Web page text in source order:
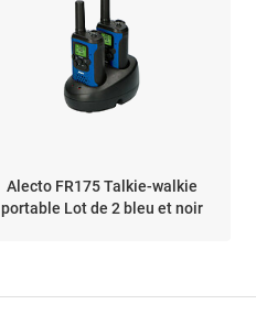
Alecto FR175 Talkie-walkie
portable Lot de 2 bleu et noir